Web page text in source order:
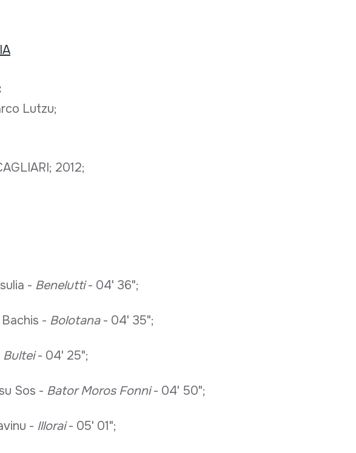
Lutzu;
2012;
- Benelutti- 04' 36";
- Bolotana- 04' 35";
Bultei- 04' 25";
Sos - Bator Moros Fonni- 04' 50";
- Illorai- 05' 01";